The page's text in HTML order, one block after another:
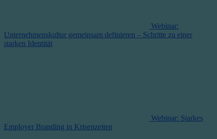
Webinar:
Unternehmenskultur gemeinsam definieren – Schritte zu einer
starken Identität
Webinar: Starkes
Employer Branding in Krisenzeiten